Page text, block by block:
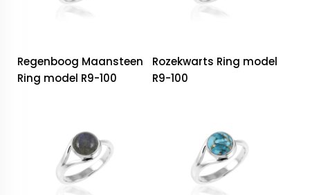
Regenboog Maansteen
Ring model R9-100
Rozekwarts Ring model
R9-100